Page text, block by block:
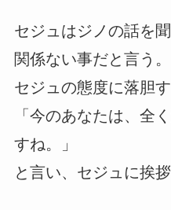
セジュはジノの話を
関係ない事だと言う。
セジュの態度に落胆す
「今のあなたは、全
すね。」
と言い、セジュに挨